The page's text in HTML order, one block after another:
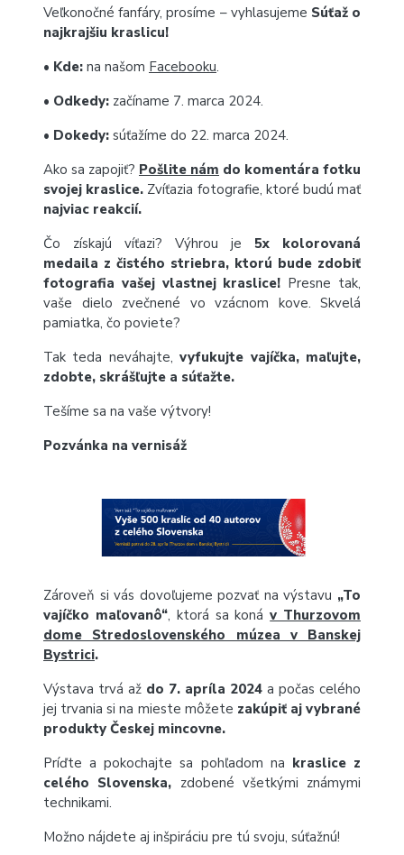
Veľkonočné fanfáry, prosíme – vyhlasujeme Súťaž o
najkrajšiu kraslicu!
• Kde: na našom Facebooku.
• Odkedy: začíname 7. marca 2024.
• Dokedy: súťažíme do 22. marca 2024.
Ako sa zapojiť? Pošlite nám do komentára fotku
svojej kraslice. Zvíťazia fotografie, ktoré budú mať
najviac reakcií.
Čo získajú víťazi? Výhrou je 5x kolorovaná
medaila z čistého striebra, ktorú bude zdobiť
fotografia vašej vlastnej kraslice! Presne tak,
vaše dielo zvečnené vo vzácnom kove. Skvelá
pamiatka, čo poviete?
Tak teda neváhajte,vyfukujte vajíčka, maľujte,
zdobte, skrášľujte a súťažte.
Tešíme sa na vaše výtvory!
Pozvánka na vernisáž
Zároveň si vás dovoľujeme pozvať na výstavu „To
vajíčko maľovanô“, ktorá sa konáv Thurzovom
dome Stredoslovenského múzea v Banskej
Bystrici.
Výstava trvá až do 7. apríla 2024 a počas celého
jej trvania si na mieste môžete zakúpiť aj vybrané
produkty Českej mincovne.
Príďte a pokochajte sa pohľadom na kraslice z
celého Slovenska, zdobené všetkými známymi
technikami.
Možno nájdete aj inšpiráciu pre tú svoju, súťažnú!